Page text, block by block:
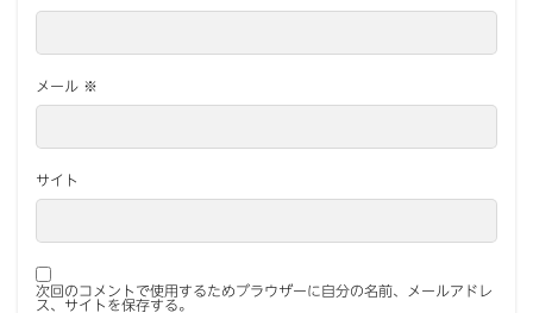
メール ※
サイト
次回のコメントで使用するためブラウザーに自分の名前、メールアドレ
ス、サイトを保存する。